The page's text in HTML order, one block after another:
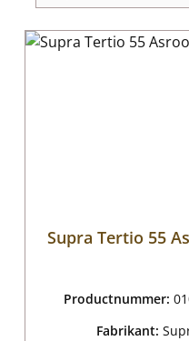
Supra Tertio 55
Productnummer:
Fabrikant: